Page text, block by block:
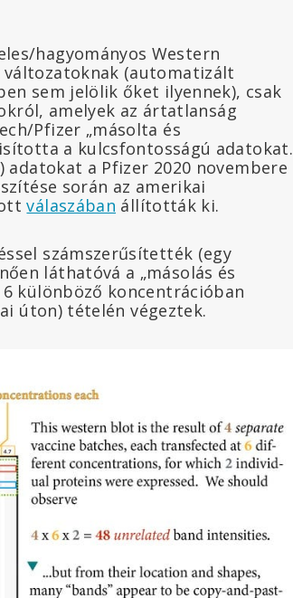
hagyományos Western
(automatizált
sem jelölik őket ilyennek), csak
amelyek az ártatlanság
Pfizer „másolta és
a kulcsfontosságú adatokat.
a Pfizer 2020 novembere
során az amerikai
válaszában állították ki.
számszerűsítették (egy
láthatóvá a „másolás és
különböző koncentrációban
úton) tételén végeztek.